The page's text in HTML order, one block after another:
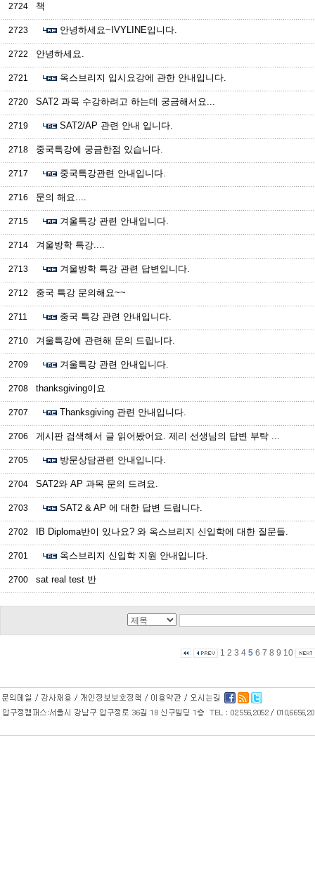
2724 책
2723 안녕하세요~IVYLINE입니다.
2722 안녕하세요.
2721 옥스브리지 입시요강에 관한 안내입니다.
2720 SAT2 과목 수강하려고 하는데 궁금해서요...
2719 SAT2/AP 관련 안내 입니다.
2718 중국특강에 궁금한점 있습니다.
2717 중국특강관련 안내입니다.
2716 문의 해요....
2715 겨울특강 관련 안내입니다.
2714 겨울방학 특강....
2713 겨울방학 특강 관련 답변입니다.
2712 중국 특강 문의해요~~
2711 중국 특강 관련 안내입니다.
2710 겨울특강에 관련해 문의 드립니다.
2709 겨울특강 관련 안내입니다.
2708 thanksgiving이요
2707 Thanksgiving 관련 안내입니다.
2706 게시판 검색해서 글 읽어봤어요. 제리 선생님의 답변 부탁 ...
2705 방문상담관련 안내입니다.
2704 SAT2와 AP 과목 문의 드려요.
2703 SAT2 & AP 에 대한 답변 드립니다.
2702 IB Diploma반이 있나요? 와 옥스브리지 신입학에 대한 질문들.
2701 옥스브리지 신입학 지원 안내입니다.
2700 sat real test 반
1 2 3 4 5 6 7 8 9 10